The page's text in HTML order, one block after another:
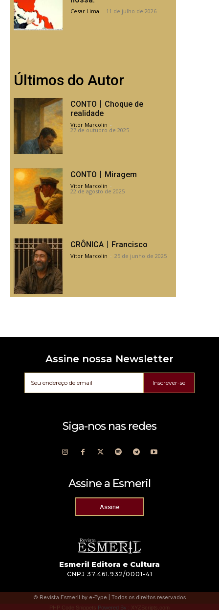
Cesar Lima - 11 de julho de 2026
Últimos do Autor
CONTO丨Choque de
realidade
Vitor Marcolin -
27 de outubro de 2025
CONTO丨Miragem
Vitor Marcolin -
22 de agosto de 2025
CRÔNICA丨Francisco
Vitor Marcolin - 25 de junho de 2025
Assine nossa Newsletter
Inscrever-se
Siga-nos nas redes
Assine a Esmeril
Assine
Esmeril Editora e Cultura
CNPJ 37.461.932/0001-41
© Revista Esmeril by e-Type | Todos os direitos reservados
PHP Code Snippets Powered By : XYZScripts.com